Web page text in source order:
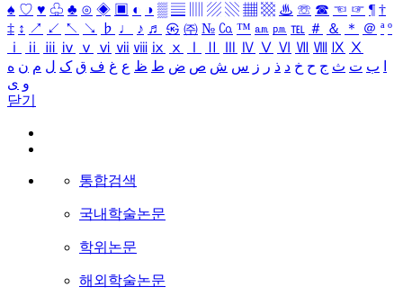
♠ ♡ ♥ ♧ ♣ ⊙ ◈ ▣ ◐ ◑ ▒ ▤ ▨ ▧ ▦ ▩ ♨ ☏ ☎ ☜ ☞ ¶ †
‡ ↕ ↗ ↙ ↖ ↘ ♭ ♩ ♪ ♬ ㉿ ㈜ № ㏇ ™ ㏂ ㏘ ℡ ＃ ＆ ＊ ＠ ª º
ⅰ
ⅱ ⅲ ⅳ ⅴ ⅵ ⅶ ⅷ ⅸ ⅹ Ⅳ Ⅴ Ⅵ Ⅶ Ⅷ Ⅸ Ⅹ
ب ت ث ج ح خ د ذ ر ز س ش ص ض ط ظ ع غ ف ق ک ل م ن ه
و ی
닫기
통합검색
국내학술논문
학위논문
해외학술논문